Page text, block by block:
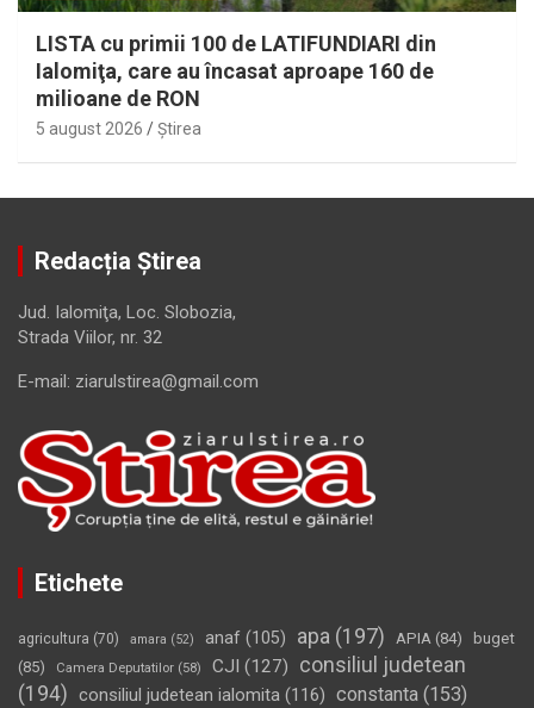
LISTA cu primii 100 de LATIFUNDIARI din
Ialomiţa, care au încasat aproape 160 de
milioane de RON
5 august 2026 Ştirea
Redacția Știrea
Jud. Ialomiţa, Loc. Slobozia,
Strada Viilor, nr. 32
E-mail: ziarulstirea@gmail.com
Etichete
agricultura (70) amara (52) anaf (105) apa (197) APIA (84)
buget
(85)
Camera Deputatilor (58) CJI (127)
consiliul judetean
(194) consiliul judetean ialomita (116) constanta (153)